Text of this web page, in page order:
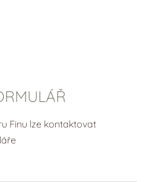
Finu lze kontaktovat